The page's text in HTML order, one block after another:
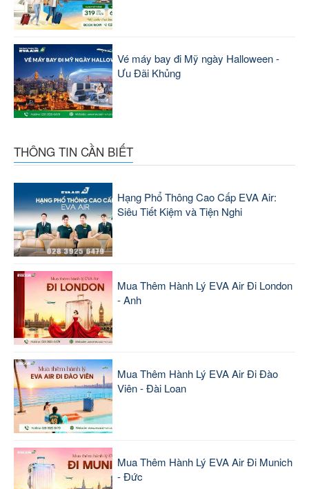
Vé máy bay đi Mỹ ngày Halloween -
Ưu Đãi Khủng
THÔNG TIN CẦN BIẾT
Hạng Phổ Thông Cao Cấp EVA Air:
Siêu Tiết Kiệm và Tiện Nghi
Mua Thêm Hành Lý EVA Air Đi London
- Anh
Mua Thêm Hành Lý EVA Air Đi Đào
Viên - Đài Loan
Mua Thêm Hành Lý EVA Air Đi Munich
- Đức